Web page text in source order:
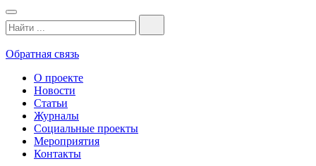
Обратная связь
О проекте
Новости
Статьи
Журналы
Социальные проекты
Мероприятия
Контакты